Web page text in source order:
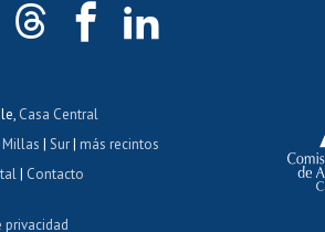
Casa Central
Millas | Sur| más recintos
| Contacto
privacidad